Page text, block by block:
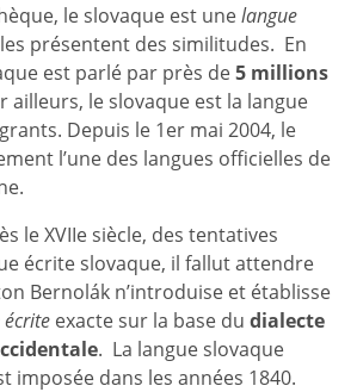
le slovaque est unelangue
présentent des similitudes. En
est parlé par près de5 millions
ailleurs, le slovaque est la langue
Depuis le 1er mai 2004, le
l’une des langues officielles de
le XVIIe siècle, des tentatives
écrite slovaque, il fallut attendre
Bernolák n’introduise et établisse
exacte sur la base du dialecte
. La langue slovaque
imposée dans les années 1840.